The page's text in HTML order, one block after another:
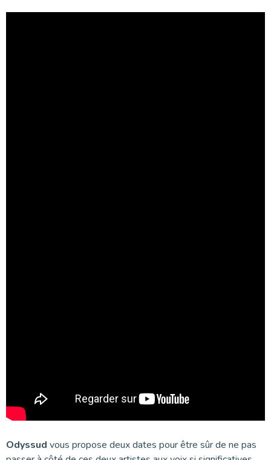
Odyssud vous propose deux dates pour être sûr de ne pas